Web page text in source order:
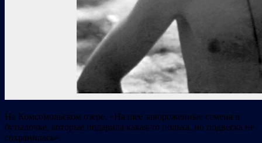
На Комсомольском озере. «На шее завороженные семена в
бутылочке, которые подарила какая-то полька, но подвеска не
сохранилась».